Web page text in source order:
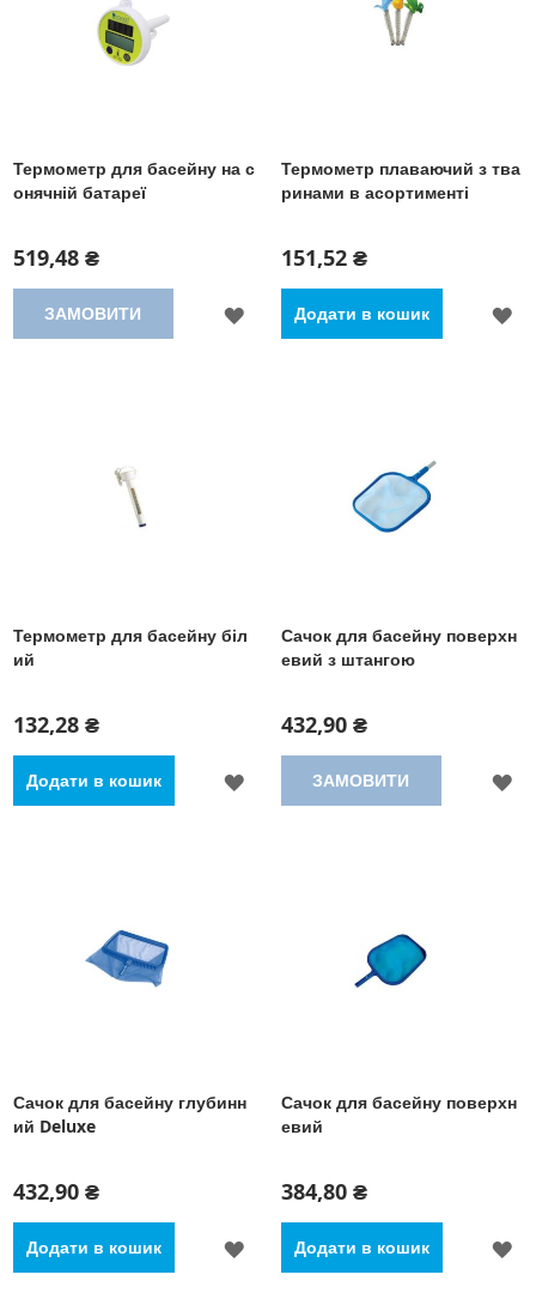
Термометр для басейну на с
онячній батареї
519,48 ₴
ЗАМОВИТИ
ДОДАТИ
Термометр плаваючий з тва
ринами в асортименті
151,52 ₴
Додати в кошик
Термометр для басейну біл
ий
132,28 ₴
Додати в кошик
ДОДАТИ
Сачок для басейну поверхн
евий з штангою
432,90 ₴
ЗАМОВИТИ
Сачок для басейну глубинн
ий Deluxe
432,90 ₴
Додати в кошик
ДОДАТИ
Сачок для басейну поверхн
евий
384,80 ₴
Додати в кошик